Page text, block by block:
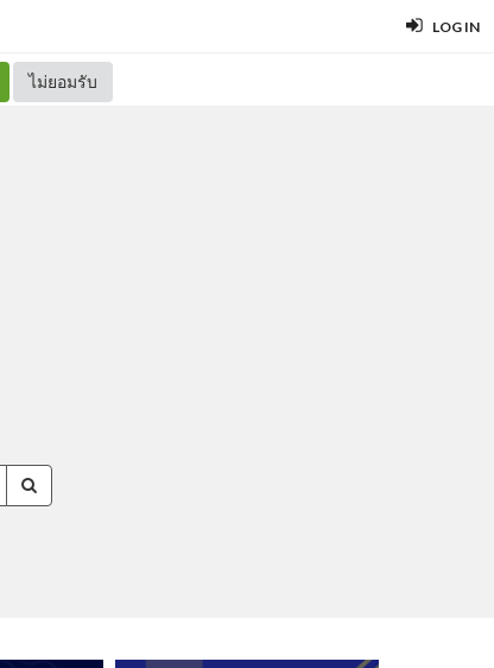
LOG IN
ไม่ยอมรับ